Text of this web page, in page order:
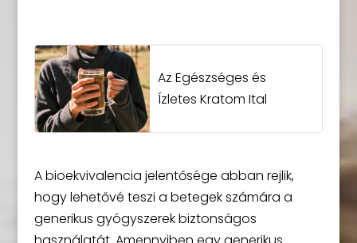
Az Egészséges és
Ízletes Kratom Ital
A bioekvivalencia jelentősége abban rejlik,
hogy lehetővé teszi a betegek számára a
generikus gyógyszerek biztonságos